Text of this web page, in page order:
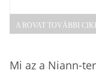
A ROVAT TOVÁBBI
Mi az a Niann-